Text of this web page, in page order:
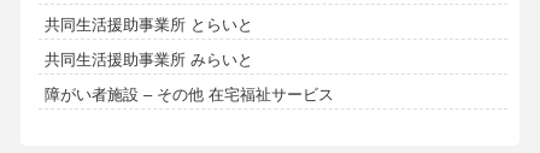
共同生活援助事業所 とらいと
共同生活援助事業所 みらいと
障がい者施設 – その他 在宅福祉サービス